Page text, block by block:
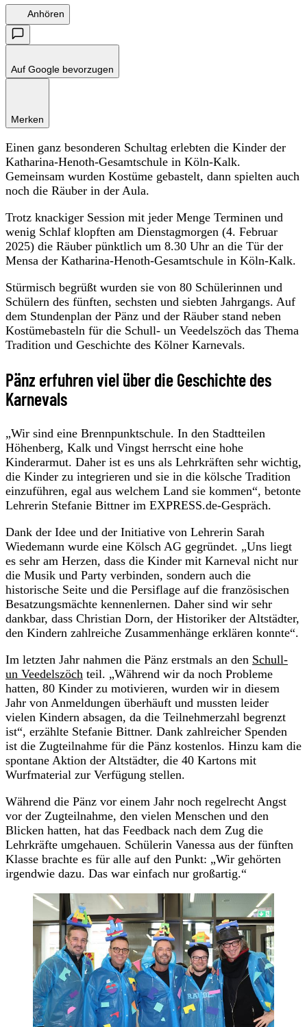
Anhören
Auf Google bevorzugen
Merken
Einen ganz besonderen Schultag erlebten die Kinder der
Katharina-Henoth-Gesamtschule in Köln-Kalk.
Gemeinsam wurden Kostüme gebastelt, dann spielten auch
noch die Räuber in der Aula.
Trotz knackiger Session mit jeder Menge Terminen und
wenig Schlaf klopften am Dienstagmorgen (4. Februar
2025) die Räuber pünktlich um 8.30 Uhr an die Tür der
Mensa der Katharina-Henoth-Gesamtschule in Köln-Kalk.
Stürmisch begrüßt wurden sie von 80 Schülerinnen und
Schülern des fünften, sechsten und siebten Jahrgangs. Auf
dem Stundenplan der Pänz und der Räuber stand neben
Kostümebasteln für die Schull- un Veedelszöch das Thema
Tradition und Geschichte des Kölner Karnevals.
Pänz erfuhren viel über die Geschichte des
Karnevals
„Wir sind eine Brennpunktschule. In den Stadtteilen
Höhenberg, Kalk und Vingst herrscht eine hohe
Kinderarmut. Daher ist es uns als Lehrkräften sehr wichtig,
die Kinder zu integrieren und sie in die kölsche Tradition
einzuführen, egal aus welchem Land sie kommen“, betonte
Lehrerin Stefanie Bittner im EXPRESS.de-Gespräch.
Dank der Idee und der Initiative von Lehrerin Sarah
Wiedemann wurde eine Kölsch AG gegründet. „Uns liegt
es sehr am Herzen, dass die Kinder mit Karneval nicht nur
die Musik und Party verbinden, sondern auch die
historische Seite und die Persiflage auf die französischen
Besatzungsmächte kennenlernen. Daher sind wir sehr
dankbar, dass Christian Dorn, der Historiker der Altstädter,
den Kindern zahlreiche Zusammenhänge erklären konnte“.
Im letzten Jahr nahmen die Pänz erstmals an den Schull-
un Veedelszöch teil. „Während wir da noch Probleme
hatten, 80 Kinder zu motivieren, wurden wir in diesem
Jahr von Anmeldungen überhäuft und mussten leider
vielen Kindern absagen, da die Teilnehmerzahl begrenzt
ist“, erzählte Stefanie Bittner. Dank zahlreicher Spenden
ist die Zugteilnahme für die Pänz kostenlos. Hinzu kam die
spontane Aktion der Altstädter, die 40 Kartons mit
Wurfmaterial zur Verfügung stellen.
Während die Pänz vor einem Jahr noch regelrecht Angst
vor der Zugteilnahme, den vielen Menschen und den
Blicken hatten, hat das Feedback nach dem Zug die
Lehrkräfte umgehauen. Schülerin Vanessa aus der fünften
Klasse brachte es für alle auf den Punkt: „Wir gehörten
irgendwie dazu. Das war einfach nur großartig.“